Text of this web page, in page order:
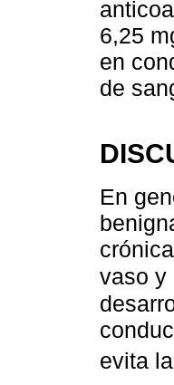
6,25
en
de
En
vaso y
evita